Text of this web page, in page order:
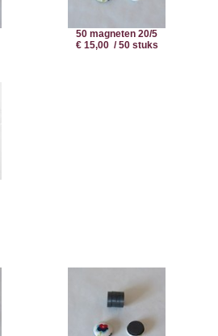
50 magneten 20/5
€ 15,00 / 50 stuks